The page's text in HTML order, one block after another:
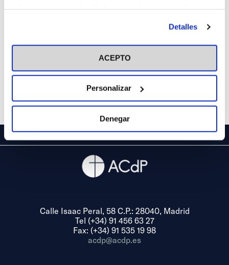
información más detallada y cambiar tus preferencias
en el botón "Personalizar". Para más información puedes
visitar nuestra Política de Cookies
Detalles
ACEPTO
Personalizar
Denegar
Calle Isaac Peral, 58 C.P.: 28040, Madrid
Tel (+34) 91 456 63 27
Fax: (+34) 91 535 19 98
acdp@acdp.es